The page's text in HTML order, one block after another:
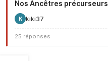
Nos Ancêtres précurseurs
K kiki37
25 réponses